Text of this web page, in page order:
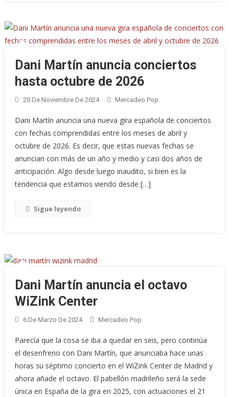
Dani Martín anuncia conciertos
hasta octubre de 2026
20 De Noviembre De 2024 Mercadeo Pop
Dani Martín anuncia una nueva gira española de conciertos
con fechas comprendidas entre los meses de abril y
octubre de 2026. Es decir, que estas nuevas fechas se
anuncian con más de un año y medio y casi dos años de
anticipación. Algo desde luego inaudito, si bien es la
tendencia que estamos viendo desde […]
Sigue leyendo
Dani Martín anuncia el octavo
WiZink Center
6 De Marzo De 2024 Mercadeo Pop
Parecía que la cosa se iba a quedar en seis, pero continúa
el desenfreno con Dani Martín, que anunciaba hace unas
horas su séptimo concierto en el WiZink Center de Madrid y
ahora añade el octavo. El pabellón madrileño será la sede
única en España de la gira en 2025, con actuaciones el 21